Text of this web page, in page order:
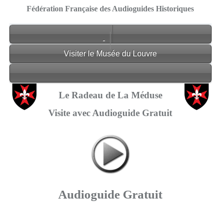
Fédération Française des Audioguides Historiques
-
Visiter le Musée du Louvre
Le Radeau de La Méduse
Visite avec Audioguide Gratuit
Audioguide Gratuit